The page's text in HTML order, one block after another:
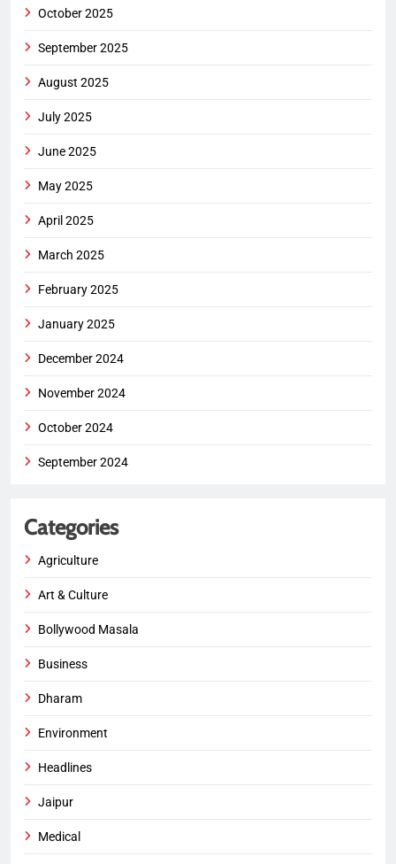
October 2025
September 2025
August 2025
July 2025
June 2025
May 2025
April 2025
March 2025
February 2025
January 2025
December 2024
November 2024
October 2024
September 2024
Categories
Agriculture
Art & Culture
Bollywood Masala
Business
Dharam
Environment
Headlines
Jaipur
Medical